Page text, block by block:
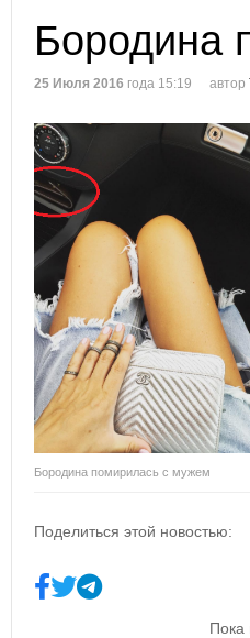
Бородина
25 Июля 2016 года 15:19 автор
Бородина помирилась с мужем
Поделиться этой новостью:
Пока